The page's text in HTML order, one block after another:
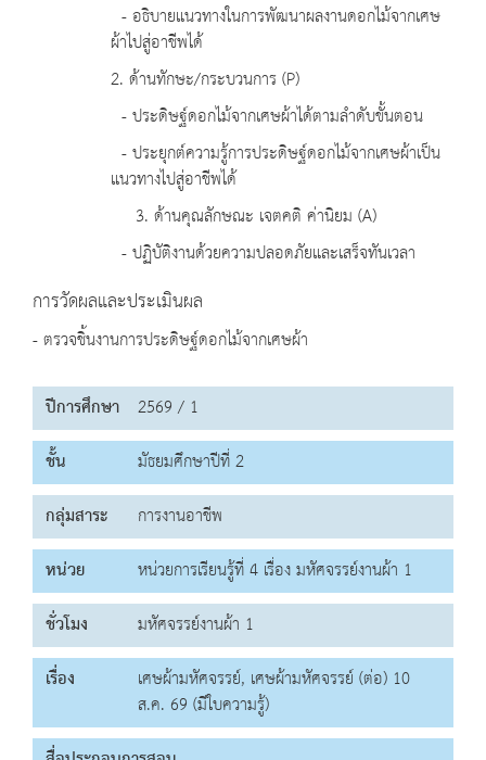
- อธิบายแนวทางในการพัฒนาผลงานดอกไม้จากเศษ
ผ้าไปสู่อาชีพได้
2. ด้านทักษะ/กระบวนการ (P)
- ประดิษฐ์ดอกไม้จากเศษผ้าได้ตามลำดับขั้นตอน
- ประยุกต์ความรู้การประดิษฐ์ดอกไม้จากเศษผ้าเป็น
แนวทางไปสู่อาชีพได้
3. ด้านคุณลักษณะ เจตคติ ค่านิยม (A)
- ปฏิบัติงานด้วยความปลอดภัยและเสร็จทันเวลา
การวัดผลและประเมินผล
- ตรวจชิ้นงานการประดิษฐ์ดอกไม้จากเศษผ้า
ปีการศึกษา 2569 / 1
ชั้น
มัธยมศึกษาปีที่ 2
กลุ่มสาระ
การงานอาชีพ
หน่วย
หน่วยการเรียนรู้ที่ 4 เรื่อง มหัศจรรย์งานผ้า 1
ชั่วโมง
มหัศจรรย์งานผ้า 1
เรื่อง
เศษผ้ามหัศจรรย์, เศษผ้ามหัศจรรย์ (ต่อ) 10
ส.ค. 69 (มีใบความรู้)